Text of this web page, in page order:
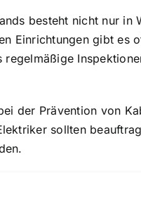
besteht nicht nur in
Einrichtungen gibt es
regelmäßige
der Prävention von
sollten